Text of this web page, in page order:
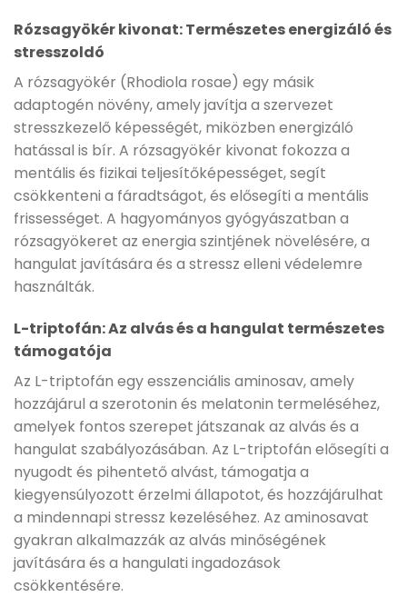
Rózsagyökér kivonat: Természetes energizáló és
stresszoldó
A rózsagyökér (Rhodiola rosae) egy másik
adaptogén növény, amely javítja a szervezet
stresszkezelő képességét, miközben energizáló
hatással is bír. A rózsagyökér kivonat fokozza a
mentális és fizikai teljesítőképességet, segít
csökkenteni a fáradtságot, és elősegíti a mentális
frissességet. A hagyományos gyógyászatban a
rózsagyökeret az energia szintjének növelésére, a
hangulat javítására és a stressz elleni védelemre
használták.
L-triptofán: Az alvás és a hangulat természetes
támogatója
Az L-triptofán egy esszenciális aminosav, amely
hozzájárul a szerotonin és melatonin termeléséhez,
amelyek fontos szerepet játszanak az alvás és a
hangulat szabályozásában. Az L-triptofán elősegíti a
nyugodt és pihentető alvást, támogatja a
kiegyensúlyozott érzelmi állapotot, és hozzájárulhat
a mindennapi stressz kezeléséhez. Az aminosavat
gyakran alkalmazzák az alvás minőségének
javítására és a hangulati ingadozások
csökkentésére.